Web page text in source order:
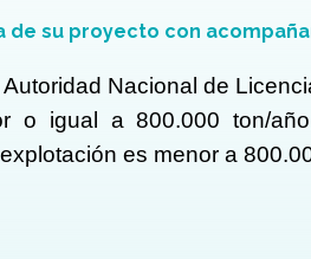
de su proyecto con
Nacional de
o igual a 800.000 ton/
es menor a